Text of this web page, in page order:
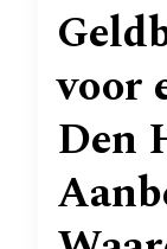
voor
Den